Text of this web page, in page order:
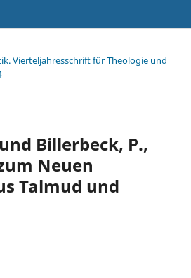
Vierteljahresschrift für Theologie und
Billerbeck, P.,
Neuen
Talmud und